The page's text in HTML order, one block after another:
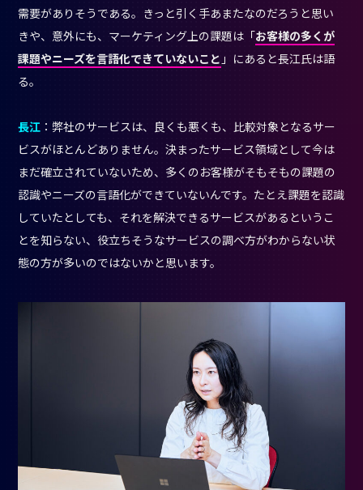
需要がありそうである。きっと引く手あまたなのだろうと思い
きや、意外にも、マーケティング上の課題は「お客様の多くが
課題やニーズを言語化できていないこと 」にあると長江氏は語
る。
長江 ：弊社のサービスは、良くも悪くも、比較対象となるサー
ビスがほとんどありません。決まったサービス領域として今は
まだ確立されていないため、多くのお客様がそもそもの課題の
認識やニーズの言語化ができていないんです。たとえ課題を認識
していたとしても、それを解決できるサービスがあるというこ
とを知らない、役立ちそうなサービスの調べ方がわからない状
態の方が多いのではないかと思います。